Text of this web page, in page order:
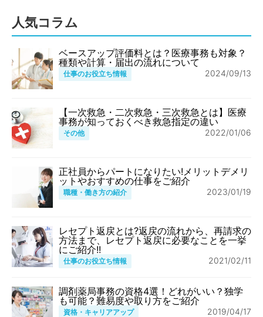
人気コラム
ベースアップ評価料とは？医療事務も対象？
種類や計算・届出の流れについて
仕事のお役立ち情報 2024/09/13
【一次救急・二次救急・三次救急とは】医療
事務が知っておくべき救急指定の違い
その他 2022/01/06
正社員からパートになりたい!メリットデメリ
ットやおすすめの仕事をご紹介
職種・働き方の紹介 2023/01/19
レセプト返戻とは?返戻の流れから、再請求の
方法まで、レセプト返戻に必要なことを一挙
にご紹介!!
仕事のお役立ち情報 2021/02/11
調剤薬局事務の資格4選！どれがいい？独学
も可能？難易度や取り方をご紹介
資格・キャリアアップ 2019/04/17